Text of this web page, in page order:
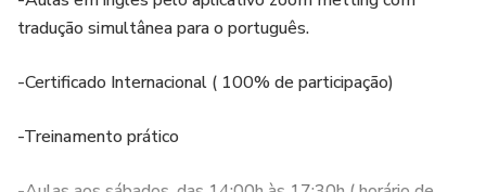
tradução simultânea para o português.
-Certificado Internacional ( 100% de participação)
-Treinamento prático